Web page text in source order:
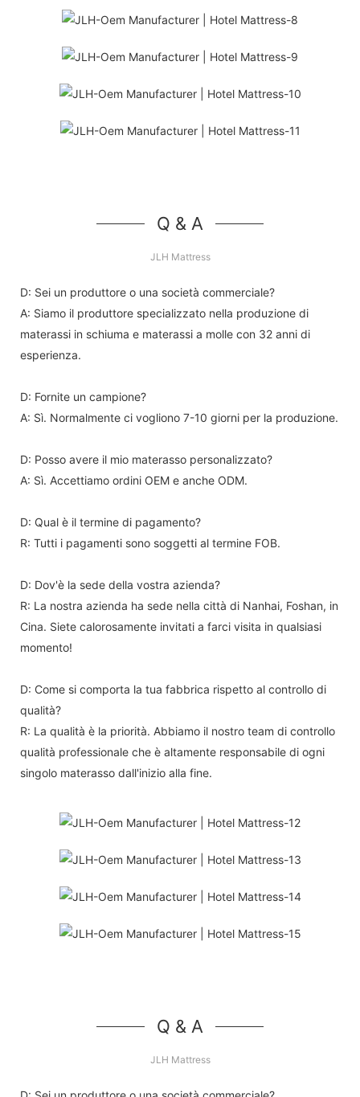
Q & A
JLH Mattress
D: Sei un produttore o una società commerciale?
A: Siamo il produttore specializzato nella produzione di
materassi in schiuma e materassi a molle con 32 anni di
esperienza.
D: Fornite un campione?
A: Sì. Normalmente ci vogliono 7-10 giorni per la produzione.
D: Posso avere il mio materasso personalizzato?
A: Sì. Accettiamo ordini OEM e anche ODM.
D: Qual è il termine di pagamento?
R: Tutti i pagamenti sono soggetti al termine FOB.
D: Dov'è la sede della vostra azienda?
R: La nostra azienda ha sede nella città di Nanhai, Foshan, in
Cina. Siete calorosamente invitati a farci visita in qualsiasi
momento!
D: Come si comporta la tua fabbrica rispetto al controllo di
qualità?
R: La qualità è la priorità. Abbiamo il nostro team di controllo
qualità professionale che è altamente responsabile di ogni
singolo materasso dall'inizio alla fine.
Q & A
JLH Mattress